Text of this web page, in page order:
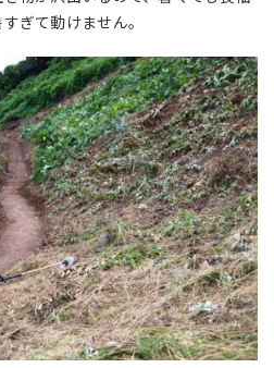
ぎて動けません。